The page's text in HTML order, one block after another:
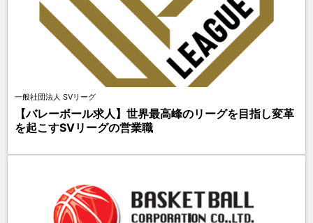
一般社団法人 SVリーグ
【バレーボール求人】世界最高峰のリーグを目指し変革
を起こすSVリーグの営業職